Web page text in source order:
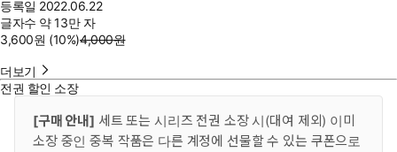
등록일 2022.06.22
글자수 약 13만 자
3,600원 (10%)4,000원
더보기
전권 할인 소장
[구매 안내] 세트 또는 시리즈 전권 소장 시(대여 제외) 이미
소장 중인 중복 작품은 다른 계정에 선물할 수 있는 쿠폰으로